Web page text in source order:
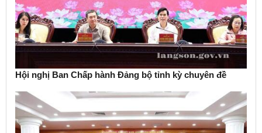
Hội nghị Ban Chấp hành Đảng bộ tỉnh kỳ chuyên đề